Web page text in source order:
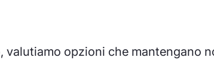
valutiamo opzioni che mantengano